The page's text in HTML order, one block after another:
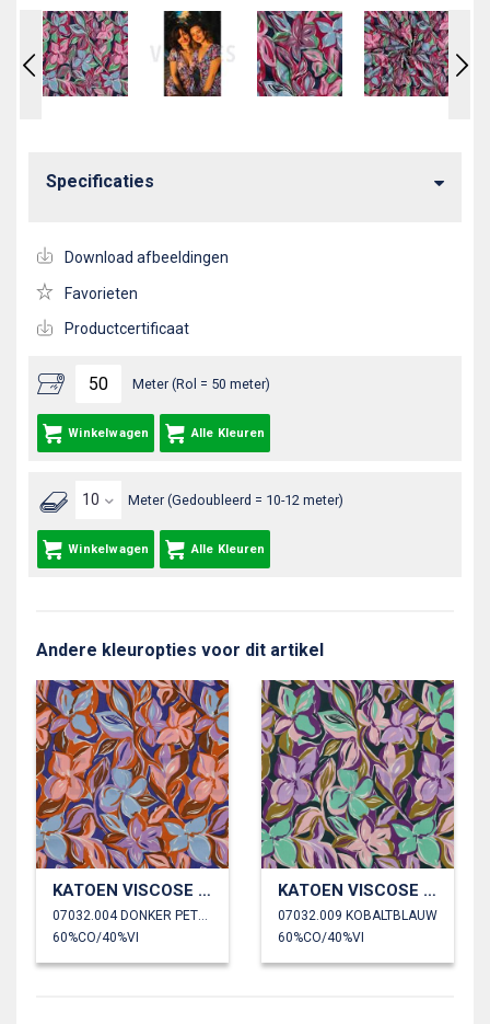
Meter (Rol = 50 meter)
Winkelwagen Alle Kleuren
Meter (Gedoubleerd = 10-12 meter)
Winkelwagen Alle Kleuren
Specificaties
Download afbeeldingen
Favorieten
Productcertificaat
Andere kleuropties voor dit artikel
KATOEN VISCOSE BLOEMEN
07032.004 DONKER PETROL
60%CO/40%VI
KATOEN VISCOSE BLOEMEN
07032.009 KOBALTBLAUW
60%CO/40%VI